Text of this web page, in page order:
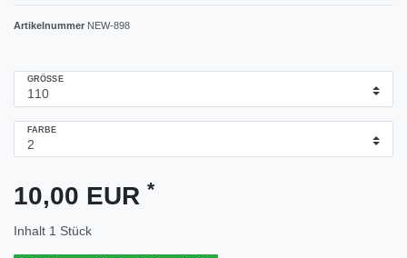
Artikelnummer NEW-898
GRÖSSE
FARBE
10,00 EUR *
Inhalt 1 Stück